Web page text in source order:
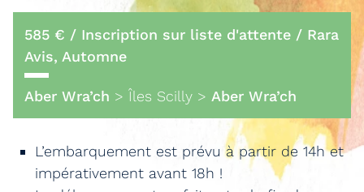
585 € / Inscription sur liste d'attente / Rara
Avis, Automne
Aber Wra’ch > Îles Scilly > Aber Wra’ch
L’embarquement est prévu à partir de 14h et
impérativement avant 18h !